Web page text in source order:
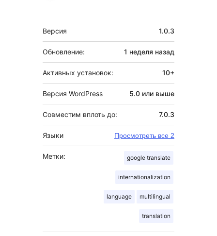
Мета
Версия 1.0.3
Обновление: 1 неделя назад
Активных установок: 10+
Версия WordPress 5.0 или выше
Совместим вплоть до: 7.0.3
Языки Просмотреть все 2
Метки: google translate
internationalization
language multilingual
translation